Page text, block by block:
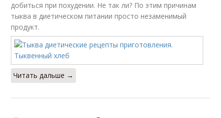
добиться при похудении. Не так ли? По этим причинам
тыква в диетическом питании просто незаменимый
продукт.
Читать дальше →